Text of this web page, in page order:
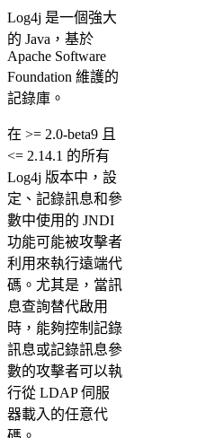
Log4j 是一個強大
的 Java，基於
Apache Software
Foundation 維護的
記錄庫。
在 >= 2.0-beta9 且
<= 2.14.1 的所有
Log4j 版本中，設
定、記錄訊息和參
數中使用的 JNDI
功能可能被攻擊者
利用來執行遠端代
碼。尤其是，當訊
息查詢替代啟用
時，能夠控制記錄
訊息或記錄訊息參
數的攻擊者可以執
行從 LDAP 伺服
器載入的任意代